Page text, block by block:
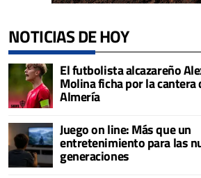
NOTICIAS DE HOY
El futbolista alcazareño
Molina ficha por la cantera
Almería
Juego on line: Más que un
entretenimiento para las
generaciones